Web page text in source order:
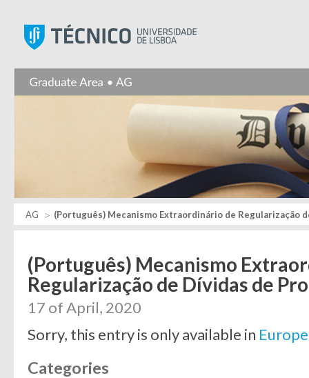
AG (Português) Mecanismo Extraordinário de Regularização
(Português) Mecanismo
Regularização de Dívidas de
17 of April, 2020
Sorry, this entry is only available in
Categories